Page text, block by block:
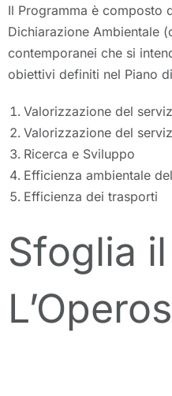
Il Programma è composto
Dichiarazione Ambientale
contemporanei che si
obiettivi definiti nel Piano
Valorizzazione del
Valorizzazione del
Ricerca e Sviluppo
Efficienza ambientale
Efficienza dei trasporti
Sfoglia